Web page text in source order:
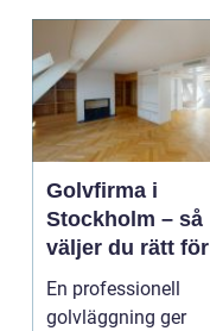
Golvfirma i
Stockholm – så
väljer du rätt för
ett hållbart golv
En professionell
golvläggning ger